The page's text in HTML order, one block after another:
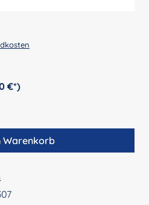
(+ 5,00 €*)auswählen
Warenkorb